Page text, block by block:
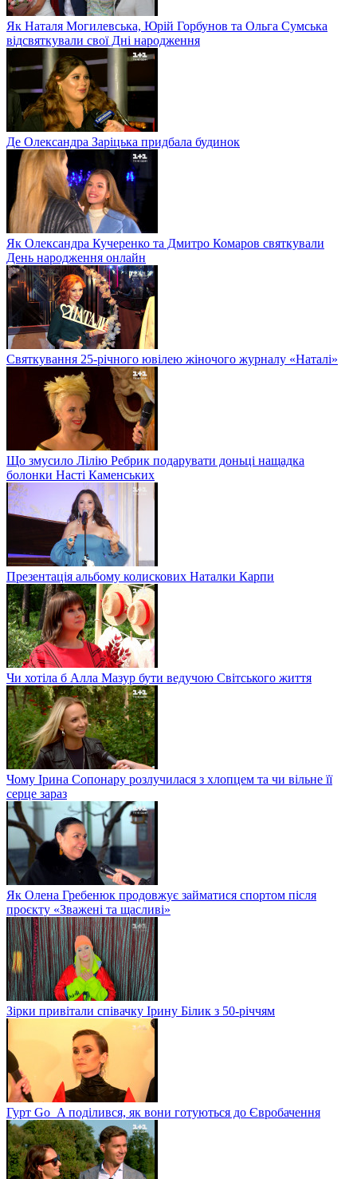
Як Наталя Могилевська, Юрій Горбунов та Ольга Сумська
відсвяткували свої Дні народження
Де Олександра Заріцька придбала будинок
Як Олександра Кучеренко та Дмитро Комаров святкували
День народження онлайн
Святкування 25-річного ювілею жіночого журналу «Наталі»
Що змусило Лілію Ребрик подарувати доньці нащадка
болонки Насті Каменських
Презентація альбому колискових Наталки Карпи
Чи хотіла б Алла Мазур бути ведучою Світського життя
Чому Ірина Сопонару розлучилася з хлопцем та чи вільне її
серце зараз
Як Олена Гребенюк продовжує займатися спортом після
проєкту «Зважені та щасливі»
Зірки привітали співачку Ірину Білик з 50-річчям
Гурт Go_A поділився, як вони готуються до Євробачення